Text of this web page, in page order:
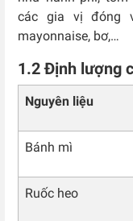
các gia vị đóng
mayonnaise, bơ,…
1.2 Định lượng
Nguyên liệu
Bánh mì
Ruốc heo